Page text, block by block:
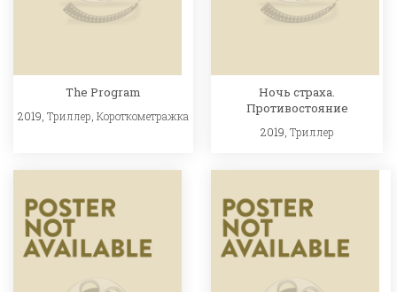
The Program
2019, Триллер Короткометражка
Ночь страха.
Противостояние
2019, Триллер